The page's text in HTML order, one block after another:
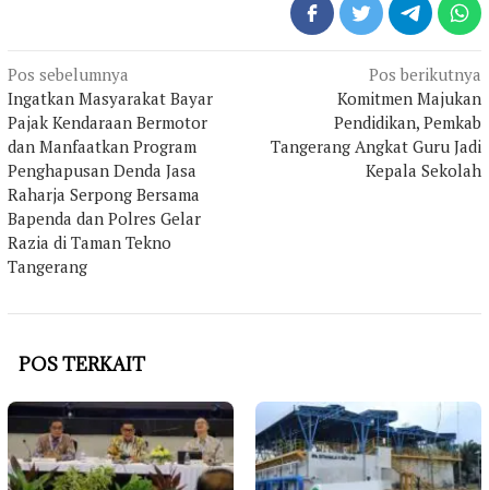
Navigasi
pos
Pos sebelumnya
Ingatkan Masyarakat Bayar
Pajak Kendaraan Bermotor
dan Manfaatkan Program
Penghapusan Denda Jasa
Raharja Serpong Bersama
Bapenda dan Polres Gelar
Razia di Taman Tekno
Tangerang
Pos berikutnya
Komitmen Majukan
Pendidikan, Pemkab
Tangerang Angkat Guru Jadi
Kepala Sekolah
POS TERKAIT